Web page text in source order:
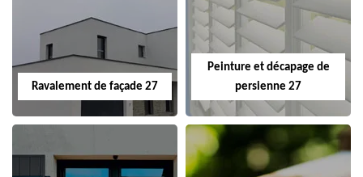
Ravalement de façade 27
Peinture et décapage de
persienne 27